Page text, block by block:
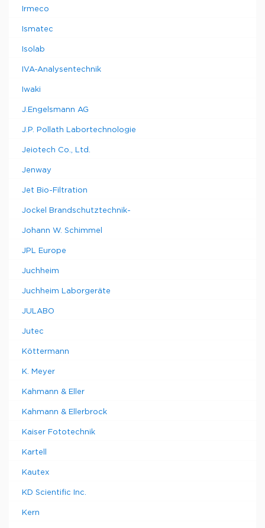
Irmeco
Ismatec
Isolab
IVA-Analysentechnik
Iwaki
J.Engelsmann AG
J.P. Pollath Labortechnologie
Jeiotech Co., Ltd.
Jenway
Jet Bio-Filtration
Jockel Brandschutztechnik-
Johann W. Schimmel
JPL Europe
Juchheim
Juchheim Laborgeräte
JULABO
Jutec
Köttermann
K. Meyer
Kahmann & Eller
Kahmann & Ellerbrock
Kaiser Fototechnik
Kartell
Kautex
KD Scientific Inc.
Kern